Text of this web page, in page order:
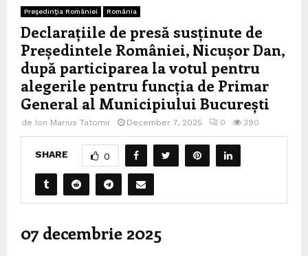
Preşedinţia României România
Declarațiile de presă susținute de
Președintele României, Nicușor Dan,
după participarea la votul pentru
alegerile pentru funcția de Primar
General al Municipiului București
de Ion Marius Tatomir December 7, 2025 0 390
SHARE 0
07 decembrie 2025